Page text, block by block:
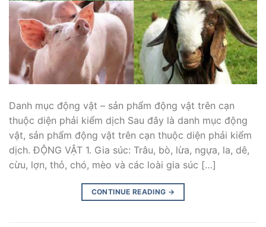
Danh mục động vật – sản phẩm động vật trên cạn
thuộc diện phải kiểm dịch Sau đây là danh mục động
vật, sản phẩm động vật trên cạn thuộc diện phải kiểm
dịch. ĐỘNG VẬT 1. Gia súc: Trâu, bò, lừa, ngựa, la, dê,
cừu, lợn, thỏ, chó, mèo và các loài gia súc […]
CONTINUE READING →